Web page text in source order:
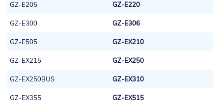
GZ-E205 GZ-E220
GZ-E300 GZ-E306
GZ-E505 GZ-EX210
GZ-EX215 GZ-EX250
GZ-EX250BUS GZ-EX310
GZ-EX355 GZ-EX515